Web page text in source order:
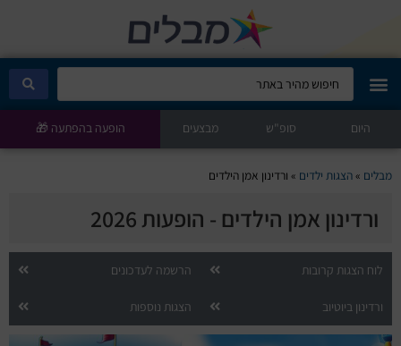
מבלים קלאב
הופעות היום
סטנדאפ
הצגות ילדים
הופעות חיות
היום סופ"ש מבצעים הופעה בהפתעה 🎁
מבלים »הצגות ילדים » ורדינון אמן הילדים
ורדינון אמן הילדים - הופעות 2026
לוח הצגות קרובות הרשמה לעדכונים
ורדינון ביוטיוב הצגות נוספות